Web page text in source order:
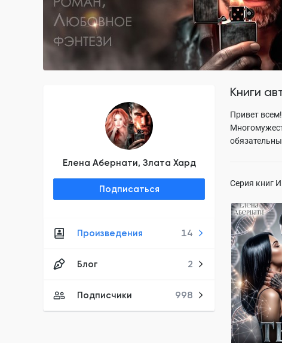
Елена Абернати, Злата Хард
Подписаться
Произведения 14
Блог 2
Подписчики 998
Книги
Привет
Серия книг
Тьма архона
Елена
властный
от ненависти